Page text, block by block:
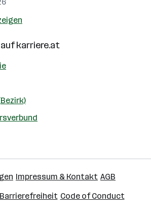
karriere.at
Impressum & Kontakt AGB
Barrierefreiheit Code of Conduct